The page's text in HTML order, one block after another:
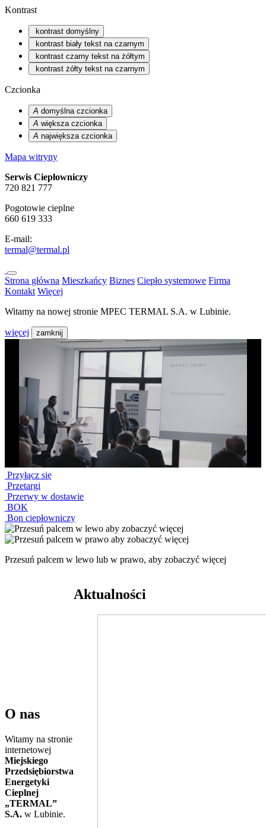
Kontrast
kontrast domyślny
kontrast biały tekst na czarnym
kontrast czarny tekst na żółtym
kontrast żółty tekst na czarnym
Czcionka
A domyślna czcionka
A większa czcionka
A największa czcionka
Mapa witryny
Serwis Ciepłowniczy
720 821 777
Pogotowie cieplne
660 619 333
E-mail:
termal@termal.pl
Strona główna Mieszkańcy Biznes Ciepło systemowe Firma
Kontakt Więcej
Witamy na nowej stronie MPEC TERMAL S.A. w Lubinie.
więcej zamknij
Przyłącz się
Przetargi
Przerwy w dostawie
BOK
Bon ciepłowniczy
Przesuń palcem w lewo lub w prawo, aby zobaczyć więcej
O nas
Witamy na stronie
internetowej
Miejskiego
Przedsiębiorstwa
Energetyki
Cieplnej
„TERMAL”
S.A. w Lubinie.
Aktualności